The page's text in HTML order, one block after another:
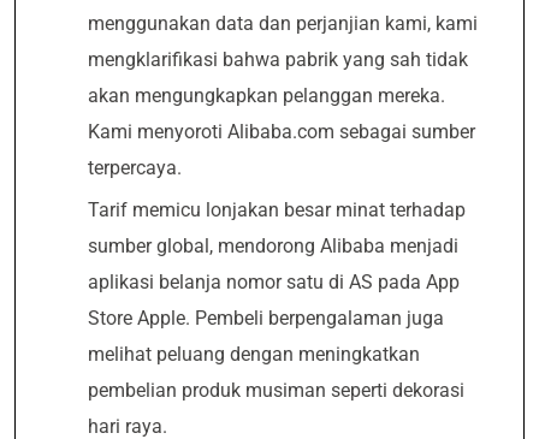
menggunakan data dan perjanjian kami, kami
mengklarifikasi bahwa pabrik yang sah tidak
akan mengungkapkan pelanggan mereka.
Kami menyoroti Alibaba.com sebagai sumber
terpercaya.
Tarif memicu lonjakan besar minat terhadap
sumber global, mendorong Alibaba menjadi
aplikasi belanja nomor satu di AS pada App
Store Apple. Pembeli berpengalaman juga
melihat peluang dengan meningkatkan
pembelian produk musiman seperti dekorasi
hari raya.